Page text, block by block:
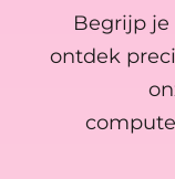
Begrijp
ontdek